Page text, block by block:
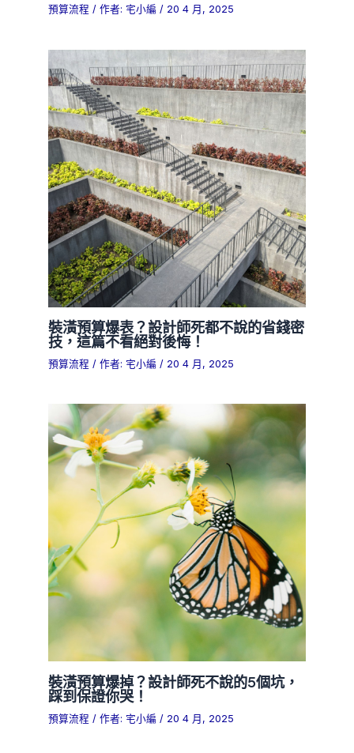
預算流程 / 作者: 宅小編/ 20 4 月, 2025
裝潢預算爆表？設計師死都不說的省錢密
技，這篇不看絕對後悔！
預算流程 / 作者: 宅小編 / 20 4 月, 2025
裝潢預算爆掉？設計師死不說的5個坑，
踩到保證你哭！
預算流程 / 作者: 宅小編 / 20 4 月, 2025